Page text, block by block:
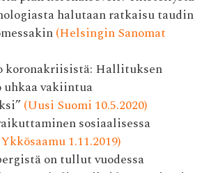
halutaan ratkaisu taudin
(Helsingin Sanomat
koronakriisistä: Hallituksen
uhkaa vakiintua
(Uusi Suomi 10.5.2020)
sosiaalisessa
1.11.2019)
on tullut vuodessa